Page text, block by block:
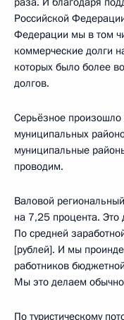
Российской
Федерации мы в том
коммерческие долги
которых было более
долгов.
Серьёзное
муниципальных
муниципальные
проводим.
Валовой
на 7,25 процента. Это
По средней
[рублей]. И мы
работников
Мы это делаем
По туристическому